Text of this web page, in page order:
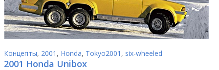
Концепты, 2001 , Honda, Tokyo2001 , six-wheeled
2001 Honda Unibox